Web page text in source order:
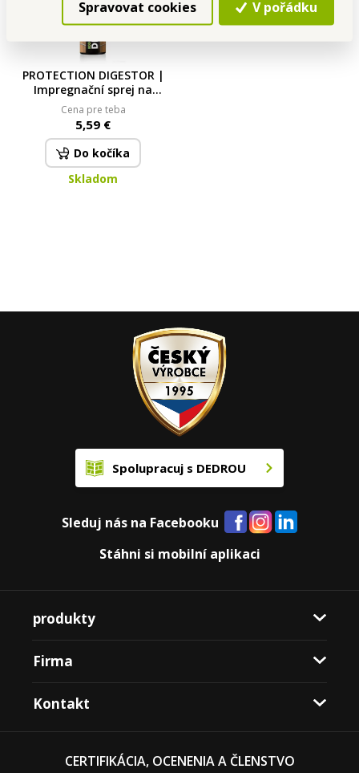
Spravovat cookies V pořádku
PROTECTION DIGESTOR |
Impregnační sprej na
digestoř | šetrná ochrana
povrchu | 200 ml 200 ml
Cena pre teba
5,59 €
Do kočíka
Skladom
Spolupracuj s DEDROU
Sleduj nás na Facebooku
Stáhni si mobilní aplikaci
produkty
Firma
Kontakt
CERTIFIKÁCIA, OCENENIA A ČLENSTVO